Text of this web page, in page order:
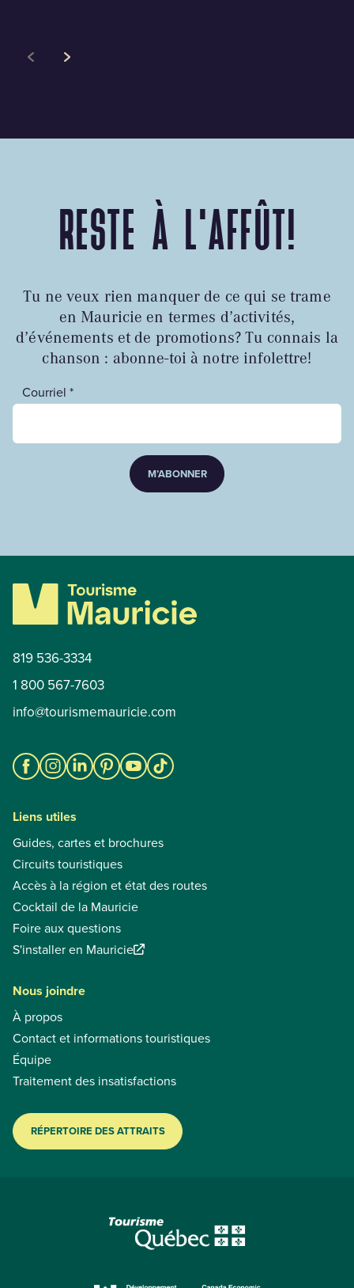
RESTE À L'AFFÛT!
Tu ne veux rien manquer de ce qui se trame
en Mauricie en termes d’activités,
d’événements et de promotions? Tu connais la
chanson : abonne-toi à notre infolettre!
Courriel *
M’ABONNER
819 536-3334
1 800 567-7603
info@tourismemauricie.com
Liens utiles
Guides, cartes et brochures
Circuits touristiques
Accès à la région et état des routes
Cocktail de la Mauricie
Foire aux questions
S'installer en Mauricie
Nous joindre
À propos
Contact et informations touristiques
Équipe
Traitement des insatisfactions
RÉPERTOIRE DES ATTRAITS